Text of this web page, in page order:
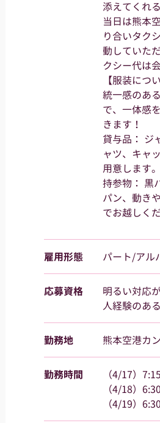
添えてくれ
当日は熊本
り合いタク
動していた
クシー代は
【服装につ
統一感のあ
で、一体感
きます！
貸与品： ジ
ャツ、キャ
用意します。
持参物： 黒
パン、動き
でお越しく
雇用形態 パート/アル
応募資格
明るい対応
人経験のあ
勤務地 熊本空港カ
勤務時間
（4/17）
（4/18）
（4/19）